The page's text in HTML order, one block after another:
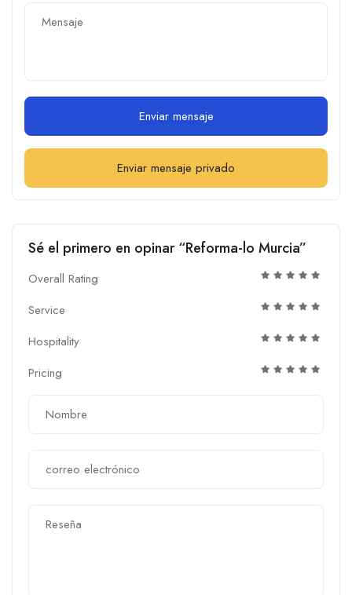
Enviar mensaje
Enviar mensaje privado
Sé el primero en opinar “Reforma-lo Murcia”
Overall Rating
Service
Hospitality
Pricing